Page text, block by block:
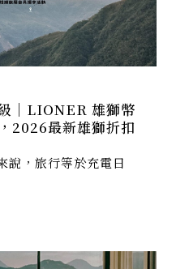
｜LIONER 雄獅幣
2026最新雄獅折扣
說，旅行等於充電日